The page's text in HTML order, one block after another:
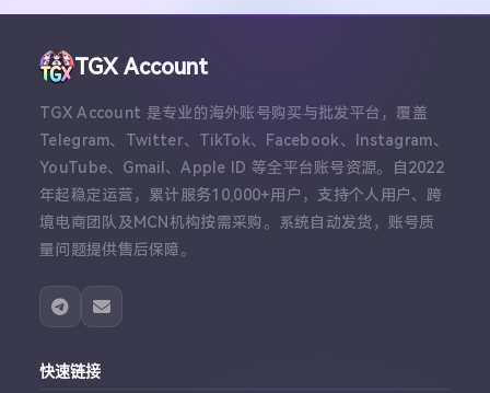
TGX Account
TGX Account 是专业的海外账号购买与批发平台，覆盖
Telegram、Twitter、TikTok、Facebook、Instagram、
YouTube、Gmail、Apple ID 等全平台账号资源。自2022
年起稳定运营，累计服务10,000+用户，支持个人用户、跨
境电商团队及MCN机构按需采购。系统自动发货，账号质
量问题提供售后保障。
快速链接